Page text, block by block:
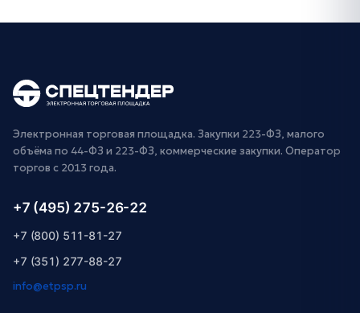
Электронная торговая площадка. Закупки 223-ФЗ, малого
объёма по 44-ФЗ и 223-ФЗ, коммерческие закупки. Оператор
торгов с 2013 года.
+7 (495) 275-26-22
+7 (800) 511-81-27
+7 (351) 277-88-27
info@etpsp.ru